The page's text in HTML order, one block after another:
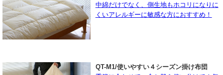
中綿だけでなく、側生地もホコリになりに
くいアレルギーに敏感な方におすすめ！
QT-M1/使いやすい４シーズン掛け布団